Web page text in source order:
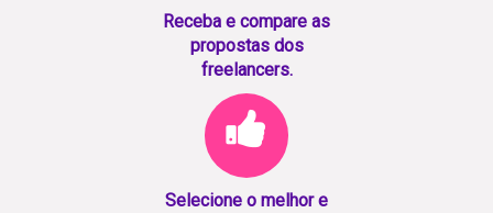
Receba e compare as
propostas dos
freelancers.
Selecione o melhor e